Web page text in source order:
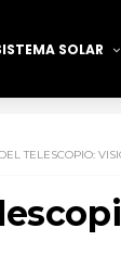
SOLAR
TELESCOPIO: